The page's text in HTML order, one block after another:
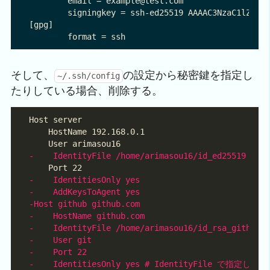
[gpg]
そして、 ~/.ssh/config の設定から秘密鍵を指定し
たりしている場合、削除する。